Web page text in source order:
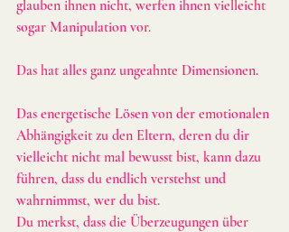
glauben ihnen nicht, werfen ihnen vielleicht
sogar Manipulation vor.
Das hat alles ganz ungeahnte Dimensionen.
Das energetische Lösen von der emotionalen
Abhängigkeit zu den Eltern, deren du dir
vielleicht nicht mal bewusst bist, kann dazu
führen, dass du endlich verstehst und
wahrnimmst, wer du bist.
Du merkst, dass die Überzeugungen über